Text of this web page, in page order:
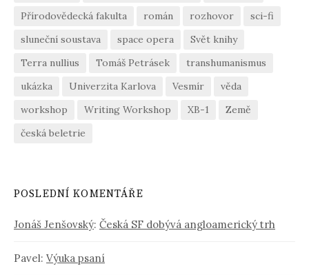
Přírodovědecká fakulta
román rozhovor
sci-fi
sluneční soustava
space opera
Svět knihy
Terra nullius
Tomáš Petrásek
transhumanismus
ukázka
Univerzita Karlova Vesmír
věda
workshop
Writing Workshop XB-1
Země
česká beletrie
POSLEDNÍ KOMENTÁŘE
Jonáš Jenšovský: Česká SF dobývá angloamerický trh
Pavel: Výuka psaní